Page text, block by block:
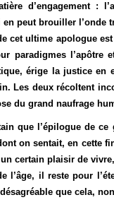
d’engagement :
peut brouiller l’onde
cet ultime apologue
paradigmes l’apôtre
érige la justice en
Les deux récoltent
du grand naufrage
que l’épilogue de
on sentait, en cette
certain plaisir de
l’âge, il reste pour
que cela,